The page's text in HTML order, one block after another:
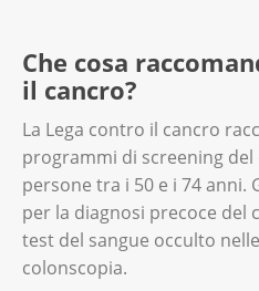
Che cosa
il cancro?
La Lega contro il cancro
programmi di screening
persone tra i 50 e i 74
per la diagnosi precoce del
test del sangue occulto nelle
colonscopia.